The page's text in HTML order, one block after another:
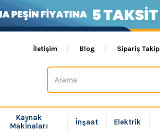
İletişim Blog Sipariş Takip
Kaynak
Makinaları
İnşaat Elektrik